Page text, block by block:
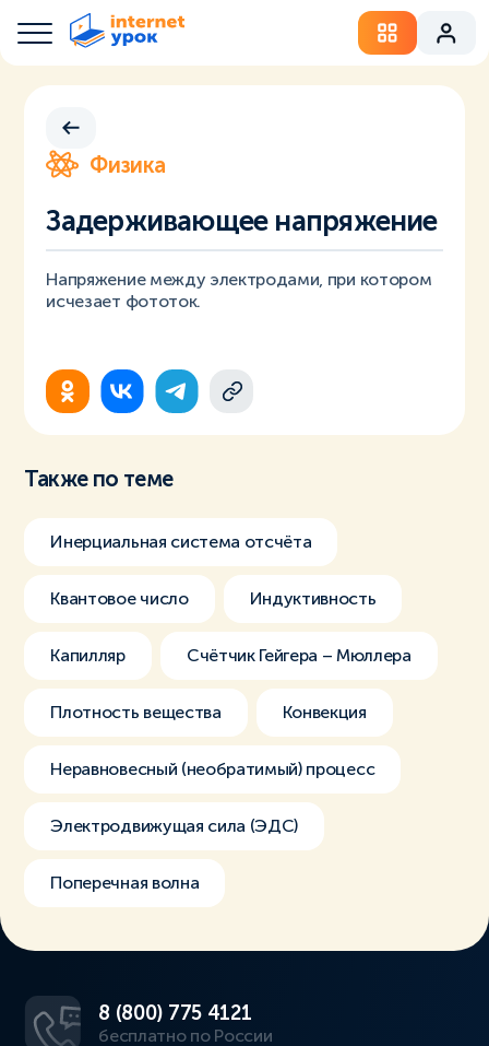
Физика
Задерживающее напряжение
Напряжение между электродами, при котором
исчезает фототок.
Также по теме
Инерциальная система отсчёта
Квантовое число Индуктивность
Капилляр Счётчик Гейгера – Мюллера
Плотность вещества Конвекция
Неравновесный (необратимый) процесс
Электродвижущая сила (ЭДС)
Поперечная волна
8 (800) 775 4121
бесплатно по России